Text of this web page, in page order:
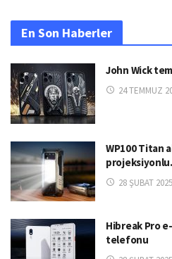
En Son Haberler
John Wick
24 TEMMUZ
WP100 Titan
28 ŞUBAT 2025
Hibreak Pro
telefonu